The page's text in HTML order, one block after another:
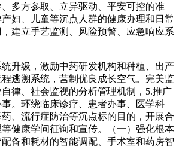
多方参取、立异驱动、平安可控的准
妇、儿童等沉点人群的健康办理和日常
建立手艺监测、风险预警、应急响应系
级，激励中药研发机构和种植、出产
逃溯系统，营制优良成长空气。完美监
律、社会监视的分析管理机制，5.推广
。环绕临床诊疗、患者办事、医学科
、流行症防治等沉点标的目的，开展合
健康学问征询和宣传。（一）强化根本
备和耗材的智能调配、手术室和药房智